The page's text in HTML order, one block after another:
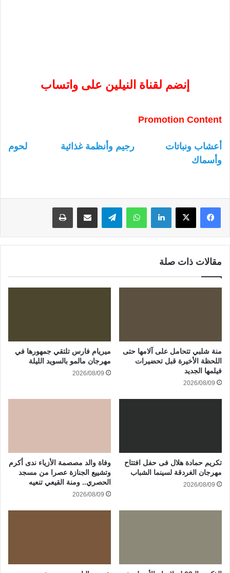
إنضم لقناة النيلين على واتساب
Promotion Content
أعشاب ونباتات رجيم وأنظمة غذائية
لحوم
وأسماك
لينكدإن واتساب
مقالات ذات صلة
منة شلبي تتحامل على آلامها حتى
اللحظة الأخيرة قبل تحضيرات
فيلمها الجديد
2026/08/09
ميريام فارس تلتقي جمهورها في
مهرجان مالمو بالسويد الليلة
2026/08/09
تكريم حمادة هلال فى حفل افتتاح
مهرجان الغردقة لسينما الشباب
2026/08/09
وفاة والد مصصمة الأزياء ندى أكرم
وتشييع الجنازة عصرا من مسجد
الحصري.. ومنة القيعي تنعيه
2026/08/09